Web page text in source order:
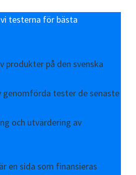
testerna för bästa
på den svenska
tester de senaste
och utvärdering av
är en sida som finansieras